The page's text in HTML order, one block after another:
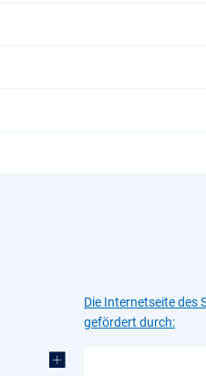
Die Internetseite des
gefördert durch: